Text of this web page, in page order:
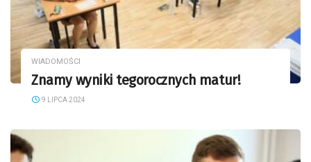
WIADOMOŚCI
Znamy wyniki tegorocznych matur!
9 LIPCA 2024